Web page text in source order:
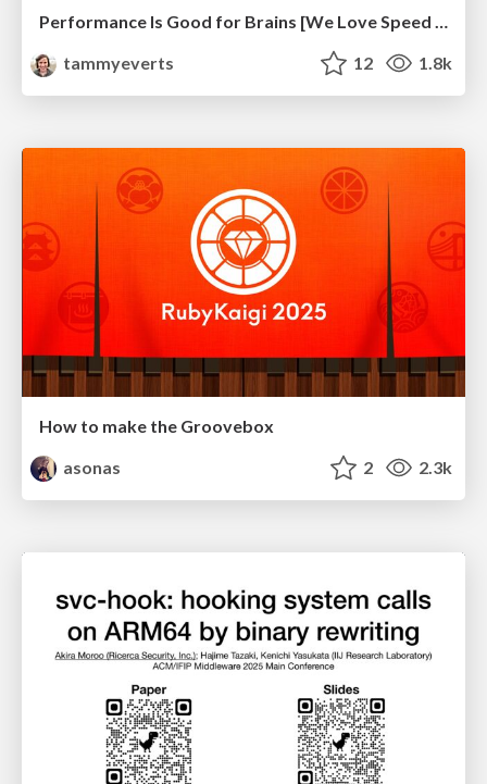
Performance Is Good for Brains [We Love Speed 2024]
tammyeverts
12 1.8k
How to make the Groovebox
asonas
2 2.3k